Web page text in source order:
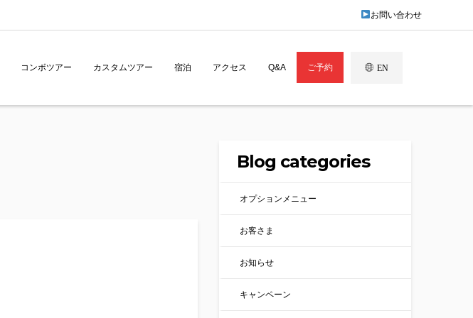
お問い合わせ
コンボツアー カスタムツアー 宿泊 アクセス Q&A ご予約 EN
Blog categories
オプションメニュー
お客さま
お知らせ
キャンペーン